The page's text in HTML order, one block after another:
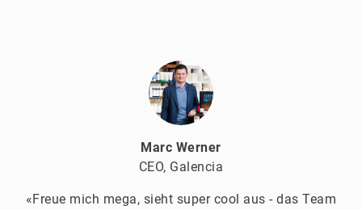
Marc Werner
CEO, Galencia
«Freue mich mega, sieht super cool aus - das Team